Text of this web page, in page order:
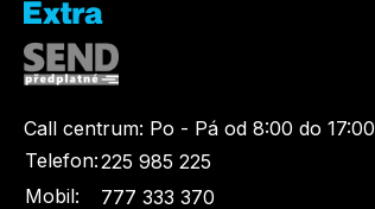
Call centrum: Po - Pá od 8:00 do 17:00
Telefon:225 985 225
Mobil:
777 333 370